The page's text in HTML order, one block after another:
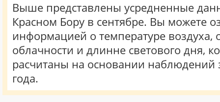
Выше представлены усредненные
Красном Бору в сентябре. Вы можете
информацией о температуре воздуха,
облачности и длинне светового дня,
расчитаны на основании наблюдений
года.